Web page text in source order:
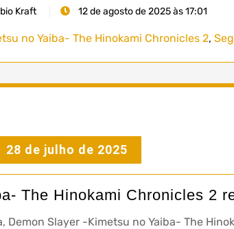
Kraft 12 de agosto de 2025 às 17:01
no Yaiba- The Hinokami Chronicles 2,
28 de julho de 2025
The Hinokami Chronicles 2
Slayer -Kimetsu no Yaiba- The